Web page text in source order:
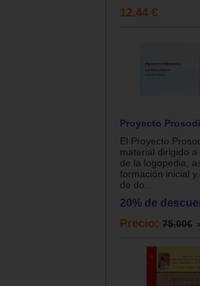
12.44 €
Proyecto
El Proyecto
material dirigido
de la logopedia;
formación inicial
de do...
20% de
Precio: 75.00€